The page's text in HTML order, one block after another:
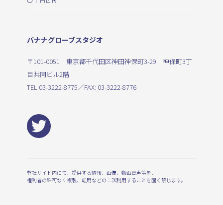
バナナグローブスタジオ
〒101-0051 東京都千代田区神田神保町3-29 神保町3丁
目共同ビル2階
TEL:03-3222-8775／FAX: 03-3222-8776
弊社サイト内にて、提供する情報、画像、動画音声等を、
権利者の許可なく複製、転用などの二次利用することを固く禁じます。